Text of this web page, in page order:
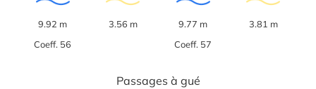
9.92 m
Coeff. 56
3.56 m
9.77 m
Coeff. 57
3.81 m
Passages à gué